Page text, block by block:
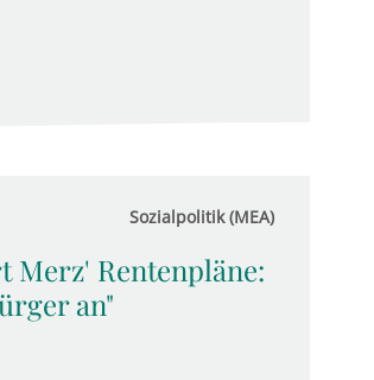
Sozialpolitik (MEA)
Merz' Rentenpläne:
an"